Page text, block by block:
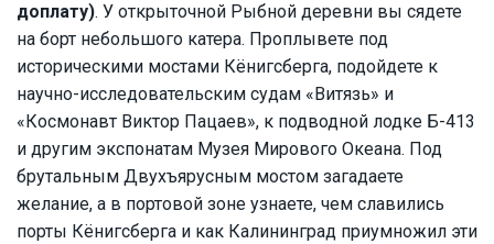
доплату). У открыточной Рыбной деревни вы сядете
на борт небольшого катера. Проплывете под
историческими мостами Кёнигсберга, подойдете к
научно-исследовательским судам «Витязь» и
«Космонавт Виктор Пацаев», к подводной лодке Б-413
и другим экспонатам Музея Мирового Океана. Под
брутальным Двухъярусным мостом загадаете
желание, а в портовой зоне узнаете, чем славились
порты Кёнигсберга и как Калининград приумножил эти